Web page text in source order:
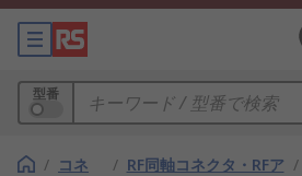
型番
/ コネ
/ RF同軸コネクタ・RFア /